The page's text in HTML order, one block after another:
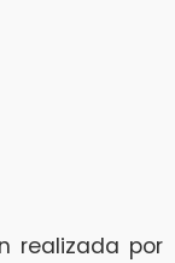
realizada por